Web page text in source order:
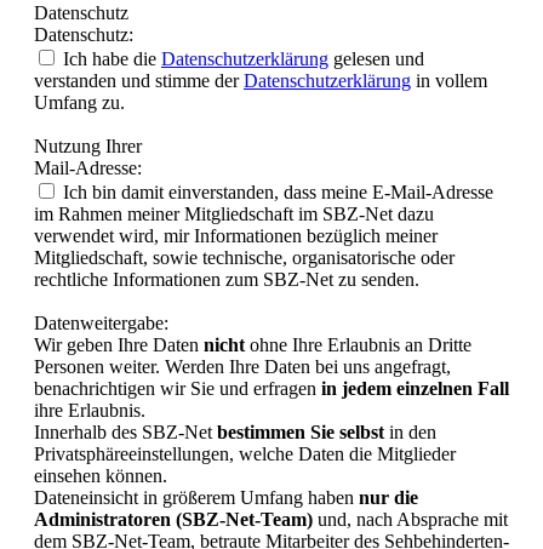
Datenschutz
Datenschutz:
Ich habe die Datenschutzerklärung gelesen und
verstanden und stimme derDatenschutzerklärung in vollem
Umfang zu.
Nutzung Ihrer
Mail-Adresse:
Ich bin damit einverstanden, dass meine E-Mail-Adresse
im Rahmen meiner Mitgliedschaft im SBZ-Net dazu
verwendet wird, mir Informationen bezüglich meiner
Mitgliedschaft, sowie technische, organisatorische oder
rechtliche Informationen zum SBZ-Net zu senden.
Datenweitergabe:
Wir geben Ihre Daten nicht ohne Ihre Erlaubnis an Dritte
Personen weiter. Werden Ihre Daten bei uns angefragt,
benachrichtigen wir Sie und erfragen in jedem einzelnen Fall
ihre Erlaubnis.
Innerhalb des SBZ-Net bestimmen Sie selbst in den
Privatsphäreeinstellungen, welche Daten die Mitglieder
einsehen können.
Dateneinsicht in größerem Umfang haben nur die
Administratoren (SBZ-Net-Team) und, nach Absprache mit
dem SBZ-Net-Team, betraute Mitarbeiter des Sehbehinderten-